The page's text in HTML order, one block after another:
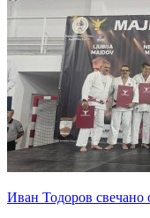
Иван Тодоров свечано